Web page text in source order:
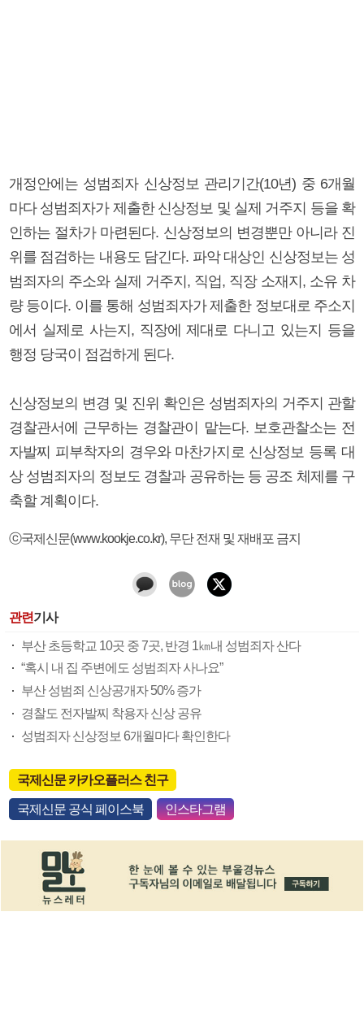
개정안에는 성범죄자 신상정보 관리기간(10년) 중 6개월
마다 성범죄자가 제출한 신상정보 및 실제 거주지 등을 확
인하는 절차가 마련된다. 신상정보의 변경뿐만 아니라 진
위를 점검하는 내용도 담긴다. 파악 대상인 신상정보는 성
범죄자의 주소와 실제 거주지, 직업, 직장 소재지, 소유 차
량 등이다. 이를 통해 성범죄자가 제출한 정보대로 주소지
에서 실제로 사는지, 직장에 제대로 다니고 있는지 등을
행정 당국이 점검하게 된다.
신상정보의 변경 및 진위 확인은 성범죄자의 거주지 관할
경찰관서에 근무하는 경찰관이 맡는다. 보호관찰소는 전
자발찌 피부착자의 경우와 마찬가지로 신상정보 등록 대
상 성범죄자의 정보도 경찰과 공유하는 등 공조 체제를 구
축할 계획이다.
ⓒ국제신문(www.kookje.co.kr), 무단 전재 및 재배포 금지
관련기사
부산 초등학교 10곳 중 7곳, 반경 1㎞내 성범죄자 산다
“혹시 내 집 주변에도 성범죄자 사나요”
부산 성범죄 신상공개자 50% 증가
경찰도 전자발찌 착용자 신상 공유
성범죄자 신상정보 6개월마다 확인한다
국제신문 카카오플러스 친구
국제신문 공식 페이스북 인스타그램